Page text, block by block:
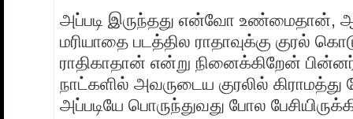
அப்படி இருந்தது என்வோ உண்மைதான்,
மரியாதை படத்தில ராதாவுக்கு குரல்
ராதிகாதான் என்று நினைக்கிறேன்
நாட்களில் அவருடைய குரலில்
அப்படியே பொருந்துவது போல